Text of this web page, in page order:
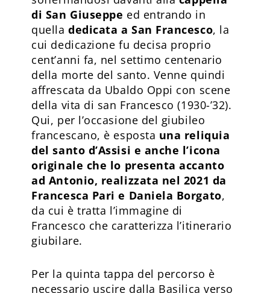
di San Giuseppe ed entrando in
quelladedicata a San Francesco, la
cui dedicazione fu decisa proprio
cent’anni fa, nel settimo centenario
della morte del santo. Venne quindi
affrescata da Ubaldo Oppi con scene
della vita di san Francesco (1930-’32).
Qui, per l’occasione del giubileo
francescano, è esposta una reliquia
del santo d’Assisi e anche l’icona
originale che lo presenta accanto
ad Antonio, realizzata nel 2021 da
Francesca Pari e Daniela Borgato,
da cui è tratta l’immagine di
Francesco che caratterizza l’itinerario
giubilare.
Per la quinta tappa del percorso è
necessario uscire dalla Basilica verso